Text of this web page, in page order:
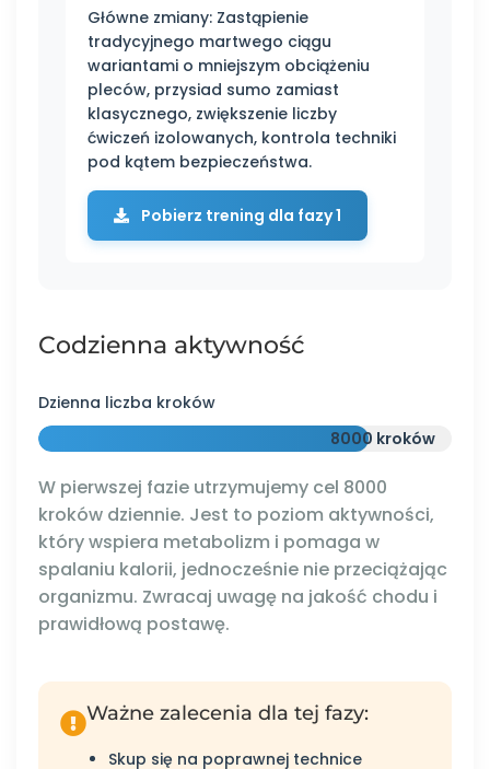
Główne zmiany: Zastąpienie
tradycyjnego martwego ciągu
wariantami o mniejszym obciążeniu
pleców, przysiad sumo zamiast
klasycznego, zwiększenie liczby
ćwiczeń izolowanych, kontrola techniki
pod kątem bezpieczeństwa.
Pobierz trening dla fazy 1
Codzienna aktywność
Dzienna liczba kroków
8000 kroków
W pierwszej fazie utrzymujemy cel 8000
kroków dziennie. Jest to poziom aktywności,
który wspiera metabolizm i pomaga w
spalaniu kalorii, jednocześnie nie przeciążając
organizmu. Zwracaj uwagę na jakość chodu i
prawidłową postawę.
Ważne zalecenia dla tej fazy:
Skup się na poprawnej technice